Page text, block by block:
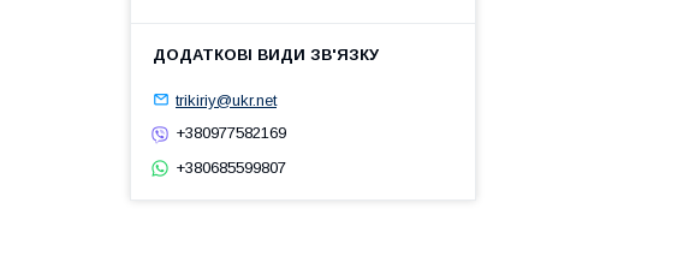
trikiriy@ukr.net
+380977582169
+380685599807